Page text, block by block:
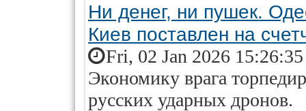
Ни денег, ни пушек.
Киев поставлен на
Fri, 02 Jan 2026
Экономику врага
русских ударных дронов.